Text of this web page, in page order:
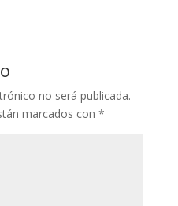
no será publicada.
marcados con *